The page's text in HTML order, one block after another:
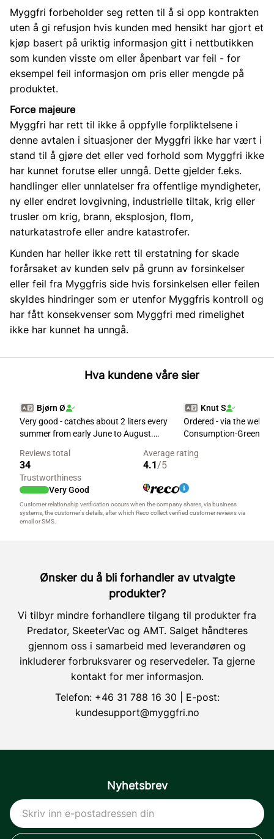
Myggfri forbeholder seg retten til å si opp kontrakten
uten å gi refusjon hvis kunden med hensikt har gjort et
kjøp basert på uriktig informasjon gitt i nettbutikken
som kunden visste om eller åpenbart var feil - for
eksempel feil informasjon om pris eller mengde på
produktet.
Force majeure
Myggfri har rett til ikke å oppfylle forpliktelsene i
denne avtalen i situasjoner der Myggfri ikke har vært i
stand til å gjøre det eller ved forhold som Myggfri ikke
har kunnet forutse eller unngå. Dette gjelder f.eks.
handlinger eller unnlatelser fra offentlige myndigheter,
ny eller endret lovgivning, industrielle tiltak, krig eller
trusler om krig, brann, eksplosjon, flom,
naturkatastrofe eller andre katastrofer.
Kunden har heller ikke rett til erstatning for skade
forårsaket av kunden selv på grunn av forsinkelser
eller feil fra Myggfris side hvis forsinkelsen eller feilen
skyldes hindringer som er utenfor Myggfris kontroll og
har fått konsekvenser som Myggfri med rimelighet
ikke har kunnet ha unngå.
Hva kundene våre sier
Ønsker du å bli forhandler av utvalgte
produkter?
Vi tilbyr mindre forhandlere tilgang til produkter fra
Predator, SkeeterVac og AMT. Salget håndteres
gjennom oss i samarbeid med leverandøren og
inkluderer forbruksvarer og reservedeler. Ta gjerne
kontakt for mer informasjon.
Telefon: +46 31 788 16 30 | E-post:
kundesupport@myggfri.no
Nyhetsbrev